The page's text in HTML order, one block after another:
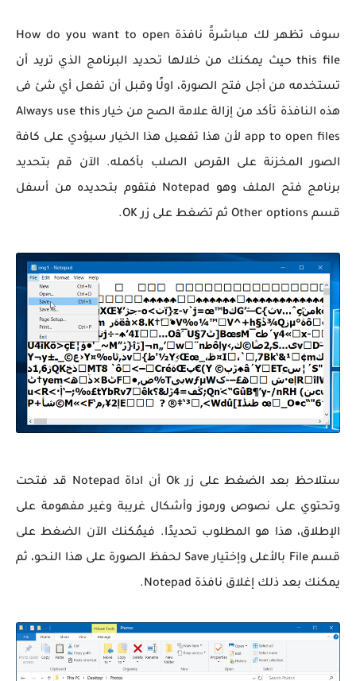
سوف تظهر لك مباشرةً نافذة How do you want to open
this file حيث يمكنك من خلالها تحديد البرنامج الذي تريد أن
تستخدمه من أجل فتح الصورة، اولًا وقبل أن تفعل أي شئ فى
هذه النافذة تأكد من إزالة علامة الصح من خيار Always use this
app to open files لأن هذا تفعيل هذا الخيار سيؤدي على كافة
الصور المخزنة على القرص الصلب بأكمله. الآن قم بتحديد
برنامج فتح الملف وهو Notepad فتقوم بتحديده من أسفل
قسم Other options ثم تضغط على زر OK.
ستلاحظ بعد الضغط على زر Ok أن اداة Notepad قد فتحت
وتحتوي على نصوص ورموز وأشكال غريبة وغير مفهومة على
الإطلاق، هذا هو المطلوب تحديدًا. فيمُكنك الآن الضغط على
قسم File بالأعلى وإختيار Save لحفظ الصورة على هذا النحو، ثم
يمكنك بعد ذلك إغلاق نافذة Notepad.